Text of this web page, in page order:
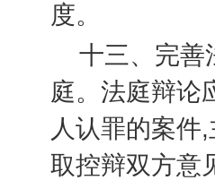
度。
十三、完善
庭。法庭辩论
人认罪的案件,
取控辩双方意